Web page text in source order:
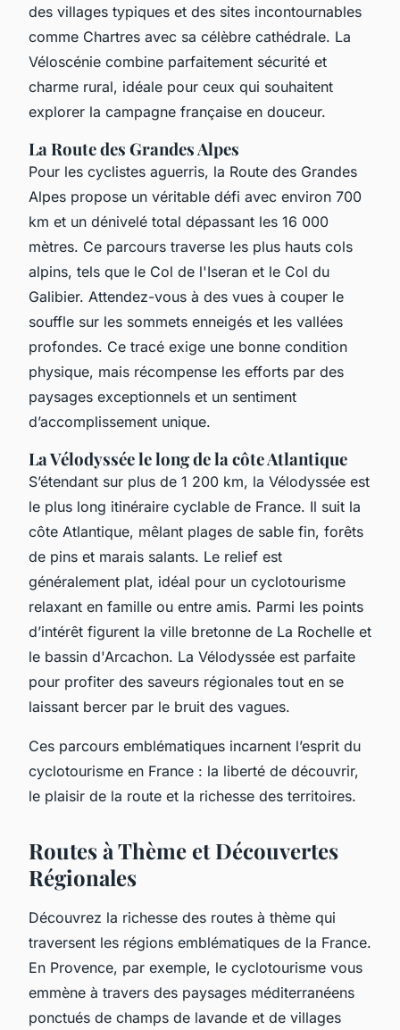
des villages typiques et des sites incontournables
comme Chartres avec sa célèbre cathédrale. La
Véloscénie combine parfaitement sécurité et
charme rural, idéale pour ceux qui souhaitent
explorer la campagne française en douceur.
La Route des Grandes Alpes
Pour les cyclistes aguerris, la Route des Grandes
Alpes propose un véritable défi avec environ 700
km et un dénivelé total dépassant les 16 000
mètres. Ce parcours traverse les plus hauts cols
alpins, tels que le Col de l'Iseran et le Col du
Galibier. Attendez-vous à des vues à couper le
souffle sur les sommets enneigés et les vallées
profondes. Ce tracé exige une bonne condition
physique, mais récompense les efforts par des
paysages exceptionnels et un sentiment
d’accomplissement unique.
La Vélodyssée le long de la côte Atlantique
S’étendant sur plus de 1 200 km, la Vélodyssée est
le plus long itinéraire cyclable de France. Il suit la
côte Atlantique, mêlant plages de sable fin, forêts
de pins et marais salants. Le relief est
généralement plat, idéal pour un cyclotourisme
relaxant en famille ou entre amis. Parmi les points
d’intérêt figurent la ville bretonne de La Rochelle et
le bassin d'Arcachon. La Vélodyssée est parfaite
pour profiter des saveurs régionales tout en se
laissant bercer par le bruit des vagues.
Ces parcours emblématiques incarnent l’esprit du
cyclotourisme en France : la liberté de découvrir,
le plaisir de la route et la richesse des territoires.
Routes à Thème et Découvertes
Régionales
Découvrez la richesse des routes à thème qui
traversent les régions emblématiques de la France.
En Provence, par exemple, le cyclotourisme vous
emmène à travers des paysages méditerranéens
ponctués de champs de lavande et de villages